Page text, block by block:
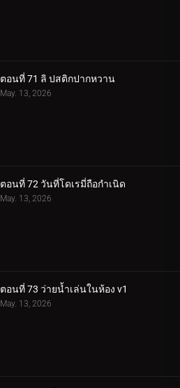
ตอนที่ 71 ลิ ปสติกปากหวาน
May. 13, 2026
ตอนที่ 72 วันที่โดเรมี่ถือกำเนิด
May. 13, 2026
ตอนที่ 73 ว่ายน้ำเล่นในห้อง v1
May. 13, 2026